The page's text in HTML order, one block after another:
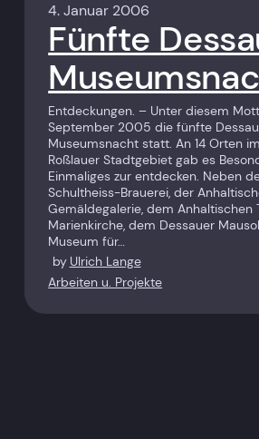
4. Januar 2006
Fünfte
Entdeckungen. – Unter diesem
September 2005 die fünfte
Museumsnacht statt. An 14 Orten
Roßlauer Stadtgebiet gab es
Einmaliges zur entdecken. Neben
Schultheiss-Brauerei, der
Gemäldegalerie, dem Anhaltischen
Marienkirche, dem Dessauer
Museum für…
by Ulrich Lange
Arbeiten u. Projekte